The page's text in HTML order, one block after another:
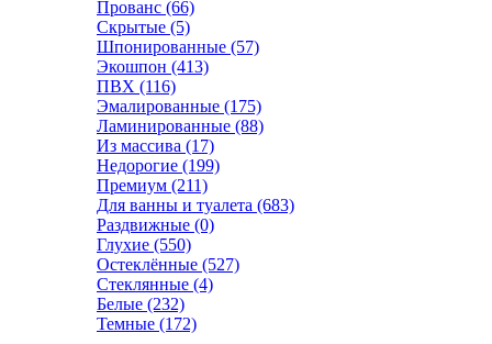
Прованс (66)
Скрытые (5)
Шпонированные (57)
Экошпон (413)
ПВХ (116)
Эмалированные (175)
Ламинированные (88)
Из массива (17)
Недорогие (199)
Премиум (211)
Для ванны и туалета (683)
Раздвижные (0)
Глухие (550)
Остеклённые (527)
Стеклянные (4)
Белые (232)
Темные (172)